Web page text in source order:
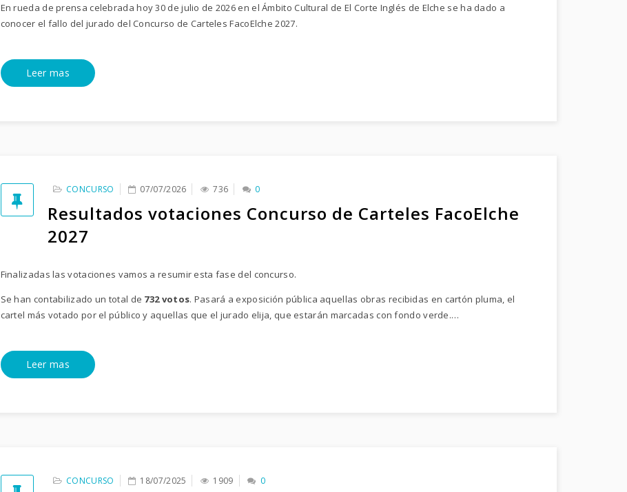
En rueda de prensa celebrada hoy 30 de julio de 2026 en el Ámbito Cultural de El Corte Inglés de Elche se ha dado a
conocer el fallo del jurado del Concurso de Carteles FacoElche 2027.
Leer mas
CONCURSO 07/07/2026 736 0
Resultados votaciones Concurso de Carteles FacoElche
2027
Finalizadas las votaciones vamos a resumir esta fase del concurso.
Se han contabilizado un total de 732 votos. Pasará a exposición pública aquellas obras recibidas en cartón pluma, el
cartel más votado por el público y aquellas que el jurado elija, que estarán marcadas con fondo verde.…
Leer mas
CONCURSO 18/07/2025 1909 0